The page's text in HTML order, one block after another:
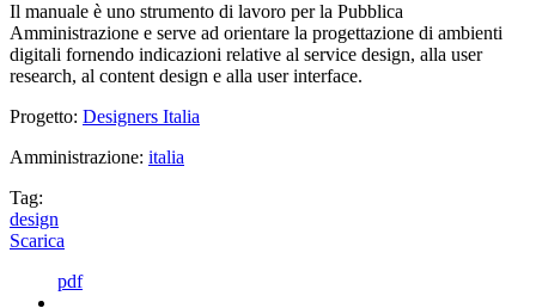
Il manuale è uno strumento di lavoro per la Pubblica
Amministrazione e serve ad orientare la progettazione di ambienti
digitali fornendo indicazioni relative al service design, alla user
research, al content design e alla user interface.
Progetto: Designers Italia
Amministrazione: italia
Tag:
design
Scarica
pdf